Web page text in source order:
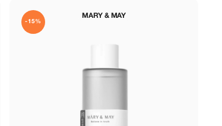
MARY & MAY
-15%